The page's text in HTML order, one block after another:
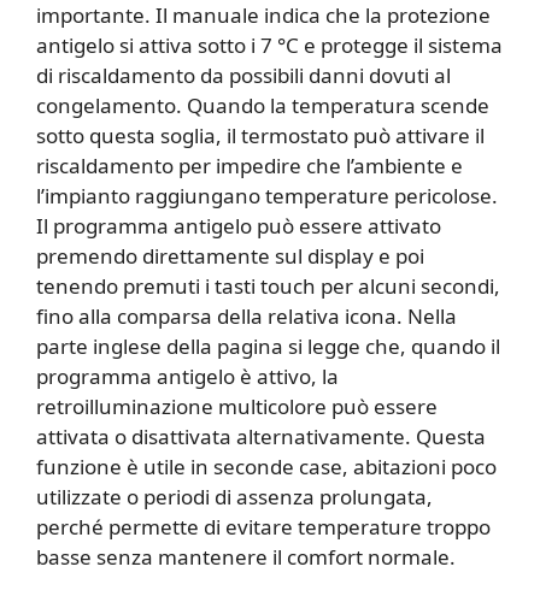
importante. Il manuale indica che la protezione
antigelo si attiva sotto i 7 °C e protegge il sistema
di riscaldamento da possibili danni dovuti al
congelamento. Quando la temperatura scende
sotto questa soglia, il termostato può attivare il
riscaldamento per impedire che l’ambiente e
l’impianto raggiungano temperature pericolose.
Il programma antigelo può essere attivato
premendo direttamente sul display e poi
tenendo premuti i tasti touch per alcuni secondi,
fino alla comparsa della relativa icona. Nella
parte inglese della pagina si legge che, quando il
programma antigelo è attivo, la
retroilluminazione multicolore può essere
attivata o disattivata alternativamente. Questa
funzione è utile in seconde case, abitazioni poco
utilizzate o periodi di assenza prolungata,
perché permette di evitare temperature troppo
basse senza mantenere il comfort normale.